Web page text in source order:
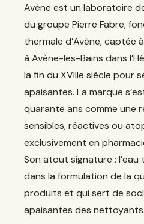
Avène est un laboratoire
du groupe Pierre Fabre,
thermale d’Avène, captée
à Avène-les-Bains dans
la fin du XVIIIe siècle pour
apaisantes. La marque
quarante ans comme une
sensibles, réactives ou
exclusivement en
Son atout signature : l’eau
dans la formulation de la
produits et qui sert de
apaisantes des nettoyants.